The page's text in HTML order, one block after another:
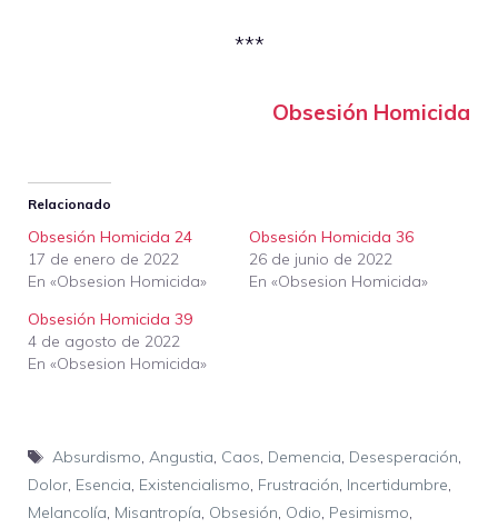
***
Obsesión Homicida
Relacionado
Obsesión Homicida 24
17 de enero de 2022
En «Obsesion Homicida»
Obsesión Homicida 36
26 de junio de 2022
En «Obsesion Homicida»
Obsesión Homicida 39
4 de agosto de 2022
En «Obsesion Homicida»
Etiquetas
Absurdismo, Angustia, Caos, Demencia, Desesperación,
Dolor, Esencia, Existencialismo, Frustración, Incertidumbre,
Melancolía, Misantropía, Obsesión, Odio, Pesimismo,